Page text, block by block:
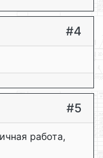
#4
#5
работа,